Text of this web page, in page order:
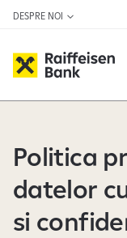
DESPRE NOI
Politica
datelor
si